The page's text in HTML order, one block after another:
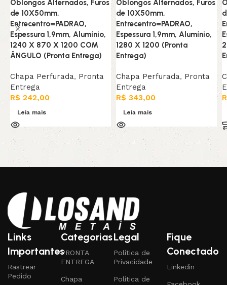
Oblongos Alternados, Furos
de 10X50mm,
Entrecentro=PADRAO,
Espessura 1,9mm, Alumínio,
1240 X 870 X 1200 COM
ÂNGULO (Pronta Entrega)
Chapa Perfurada, Pronta
Entrega
R$ 242,00
Leia mais
Oblongos Alternados, Furos
de 10X50mm,
Entrecentro=PADRAO,
Espessura 1,9mm, Alumínio,
1280 X 1200 (Pronta
Entrega)
Chapa Perfurada, Pronta
Entrega
R$ 343,00
Leia mais
Links
Importantes
Rastrear
Pedido
Categorias
PRONTA
ENTREGA
Chapa
Legal
Política de
Privacidade
Política de
Fique
Conectado
Linkedin